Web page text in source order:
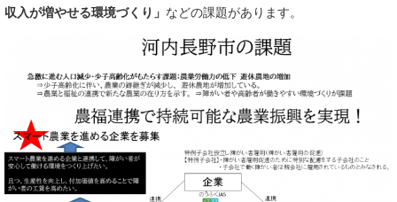
収入が増やせる環境づくり」 などの課題があります。